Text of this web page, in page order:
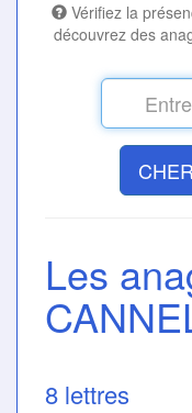
Vérifiez la
découvrez des
Les
8 lettres